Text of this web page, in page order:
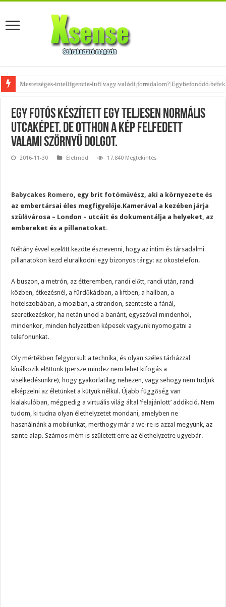
Az övtáskák továbbra is trendik – nézd meg, milyen stílusokhoz illenek!
Egy fotós készített egy teljesen normális
utcaképet. De otthon a kép felfedett
valami szörnyű dolgot.
2016-11-30 Életmód 17,840 Megtekintés
Babycakes Romero, egy brit fotóművész, aki a környezete és
az embertársai éles megfigyelője.Kamerával a kezében járja
szülővárosa – London – utcáit és dokumentálja a helyeket, az
embereket és a pillanatokat.
Néhány évvel ezelőtt kezdte észrevenni, hogy az intim és társadalmi
pillanatokon kezd eluralkodni egy bizonyos tárgy: az okostelefon.
A buszon, a metrón, az étteremben, randi előtt, randi után, randi
közben, étkezésnél, a fürdőkádban, a liftben, a hallban, a
hotelszobában, a moziban, a strandon, szenteste a fánál,
szeretkezéskor, ha netán unod a banánt, egyszóval mindenhol,
mindenkor, minden helyzetben képesek vagyunk nyomogatni a
telefonunkat.
Oly mértékben felgyorsult a technika, és olyan széles tárházzal
kínálkozik előttünk (persze mindez nem lehet kifogás a
viselkedésünkre), hogy gyakorlatilag nehezen, vagy sehogy nem tudjuk
elképzelni az életünket a kütyük nélkül. Újabb függőség van
kialakulóban, mégpedig a virtuális világ által ‘felajánlott’ addikció. Nem
tudom, ki tudna olyan élethelyzetet mondani, amelyben ne
használnánk a mobilunkat, merthogy már a wc-re is azzal megyünk, az
szinte alap. Számos mém is született erre az élethelyzetre ugyebár.